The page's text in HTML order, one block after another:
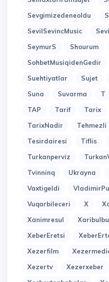
Sevgimizedeneoldu
SevilSevincMusic
SeymurS
Shourum
SohbetMusiqidenGedir
Suehtiyatlar
Sujet
Suna
Suvarma T
TAP
Tarif Tarix
TarixNadir
Tehmezli
Tesirdairesi
Tiflis
Turkanperviz
Tvinninq
Ukrayna
Vaxtigeldi
Vuqarbileceri
X
Xanimresul
XeberEretsi
Xezerfilm
Xezertv
Xezerxeber